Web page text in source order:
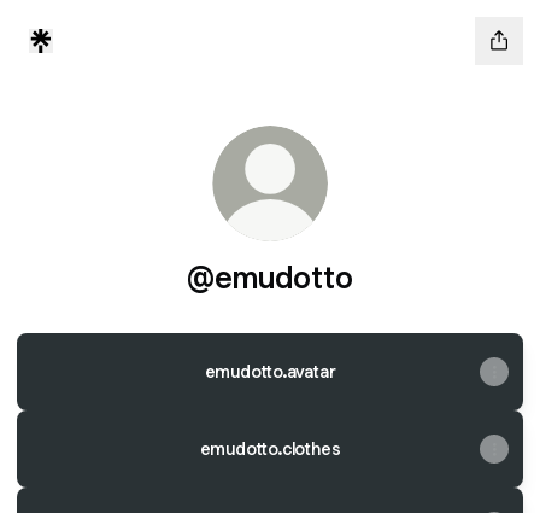
@emudotto
emudotto.avatar
emudotto.clothes